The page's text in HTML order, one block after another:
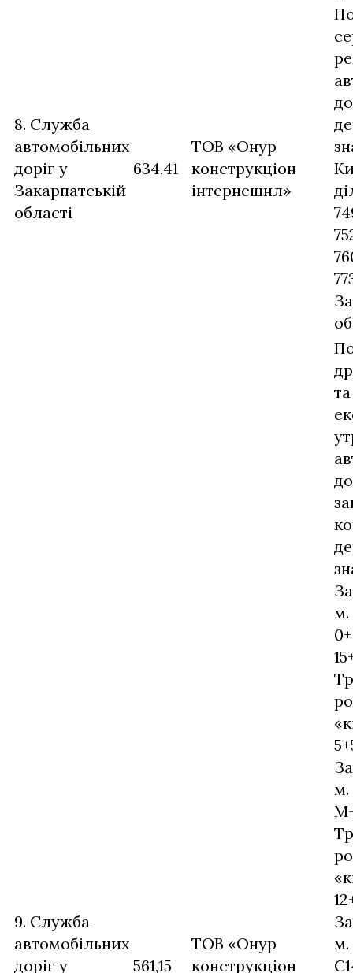
8. Служба
автомобільних
доріг у
Закарпатській
області
634,41
ТОВ «Онур
конструкціон
інтернешнл»
9. Служба
автомобільних
доріг у
561,15
ТОВ «Онур
конструкціон
та
м.
м.
М-
м.